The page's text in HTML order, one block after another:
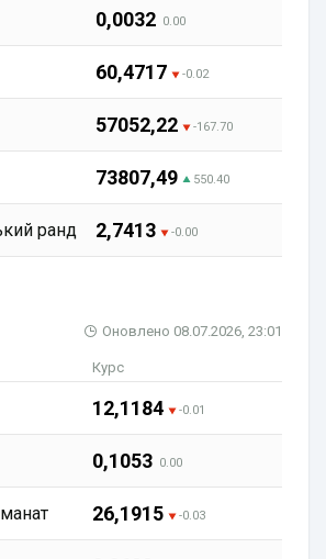
0,0032 0.00
60,4717 -0.02
57052,22 -167.70
73807,49 550.40
ранд 2,7413 -0.00
Оновлено 08.07.2026, 23:01
Курс
12,1184 -0.01
0,1053 0.00
26,1915 -0.03